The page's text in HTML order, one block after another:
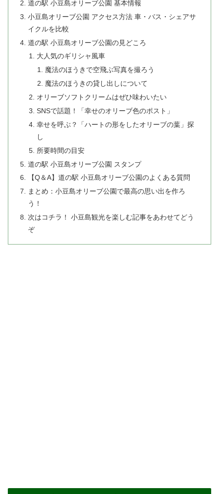
道の駅 小豆島オリーブ公園 基本情報
小豆島オリーブ公園 アクセス方法 車・バス・シェアサ
イクルを比較
道の駅 小豆島オリーブ公園の見どころ
大人気のギリシャ風車
魔法のほうきで空飛ぶ写真を撮ろう
魔法のほうきの貸し出しについて
オリーブソフトクリームはぜひ味わいたい
SNSで話題！「幸せのオリーブ色のポスト」
幸せを呼ぶ？「ハートの形をしたオリーブの葉」探
し
所要時間の目安
道の駅 小豆島オリーブ公園 スタンプ
【Q＆A】道の駅 小豆島オリーブ公園のよくある質問
まとめ：小豆島オリーブ公園で最高の思い出を作ろ
う！
次はコチラ！ 小豆島観光を楽しむ記事をあわせてどう
ぞ